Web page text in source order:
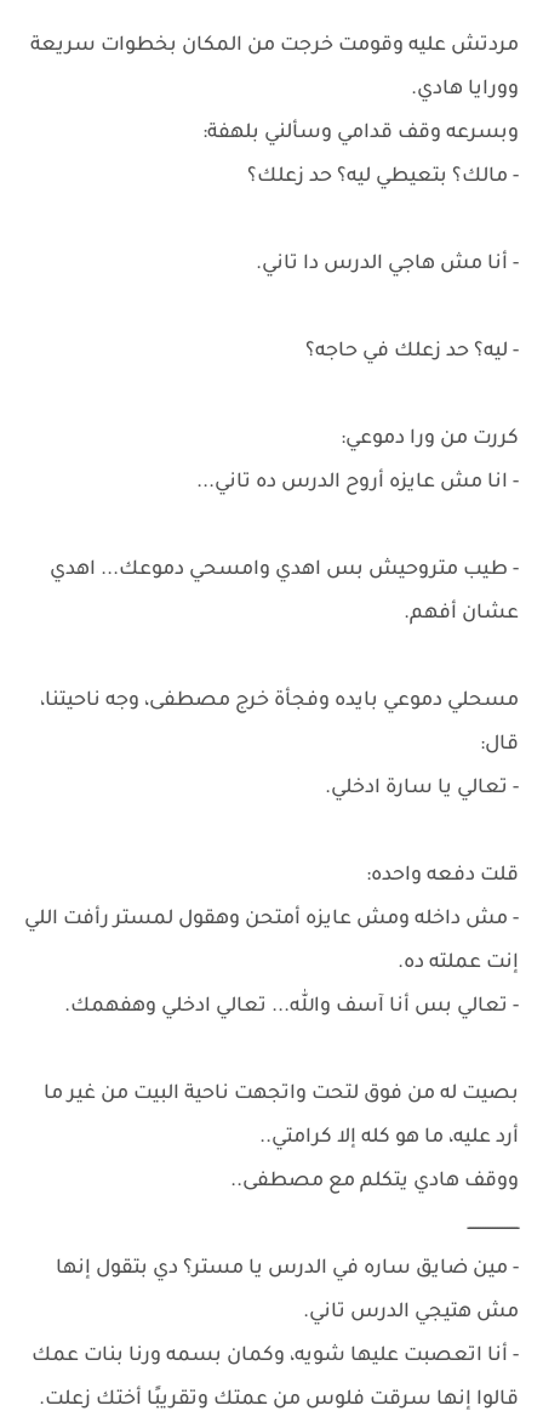
مردتش عليه وقومت خرجت من المكان بخطوات سريعة
وورايا هادي.
وبسرعه وقف قدامي وسألني بلهفة:
- مالك؟ بتعيطي ليه؟ حد زعلك؟
- أنا مش هاجي الدرس دا تاني.
- ليه؟ حد زعلك في حاجه؟
كررت من ورا دموعي:
- انا مش عايزه أروح الدرس ده تاني...
- طيب متروحيش بس اهدي وامسحي دموعك... اهدي
عشان أفهم.
مسحلي دموعي بايده وفجأة خرج مصطفى، وجه ناحيتنا،
قال:
- تعالي يا سارة ادخلي.
قلت دفعه واحده:
- مش داخله ومش عايزه أمتحن وهقول لمستر رأفت اللي
إنت عملته ده.
- تعالي بس أنا آسف والله... تعالي ادخلي وهفهمك.
بصيت له من فوق لتحت واتجهت ناحية البيت من غير ما
أرد عليه، ما هو كله إلا كرامتي..
ووقف هادي يتكلم مع مصطفى..
ـــــــــــــــــــــ
- مين ضايق ساره في الدرس يا مستر؟ دي بتقول إنها
مش هتيجي الدرس تاني.
- أنا اتعصبت عليها شويه، وكمان بسمه ورنا بنات عمك
قالوا إنها سرقت فلوس من عمتك وتقريبًا أختك زعلت.